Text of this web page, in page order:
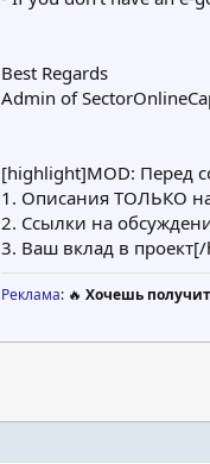
Best Regards
Admin of
[highlight]MOD: Перед
1. Описания ТОЛЬКО
2. Ссылки на
3. Ваш вклад в
Реклама: 🔥 Хочешь